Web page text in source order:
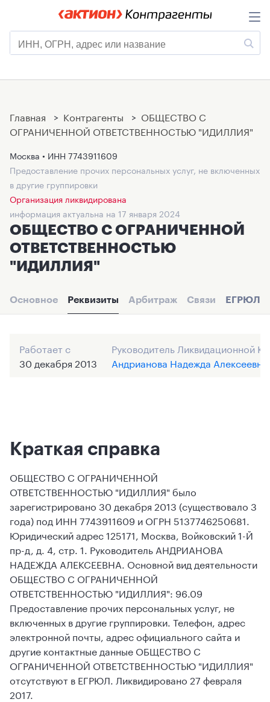
Главная > Контрагенты > ОБЩЕСТВО С
ОГРАНИЧЕННОЙ ОТВЕТСТВЕННОСТЬЮ "ИДИЛЛИЯ"
Москва • ИНН 7743911609
Предоставление прочих персональных услуг, не включенных
в другие группировки
Организация ликвидирована
информация актуальна на 17 января 2024
ОБЩЕСТВО С ОГРАНИЧЕННОЙ
ОТВЕТСТВЕННОСТЬЮ
"ИДИЛЛИЯ"
Основное Реквизиты Арбитраж Связи ЕГРЮЛ
Работает с
30 декабря 2013
Руководитель Ликвидационной
Андрианова Надежда Алексеевна
Краткая справка
ОБЩЕСТВО С ОГРАНИЧЕННОЙ
ОТВЕТСТВЕННОСТЬЮ "ИДИЛЛИЯ" было
зарегистрировано 30 декабря 2013 (существовало 3
года) под ИНН 7743911609 и ОГРН 5137746250681.
Юридический адрес 125171, Москва, Войковский 1-Й
пр-д, д. 4, стр. 1. Руководитель АНДРИАНОВА
НАДЕЖДА АЛЕКСЕЕВНА. Основной вид деятельности
ОБЩЕСТВО С ОГРАНИЧЕННОЙ
ОТВЕТСТВЕННОСТЬЮ "ИДИЛЛИЯ": 96.09
Предоставление прочих персональных услуг, не
включенных в другие группировки. Телефон, адрес
электронной почты, адрес официального сайта и
другие контактные данные ОБЩЕСТВО С
ОГРАНИЧЕННОЙ ОТВЕТСТВЕННОСТЬЮ "ИДИЛЛИЯ"
отсутствуют в ЕГРЮЛ. Ликвидировано 27 февраля
2017.